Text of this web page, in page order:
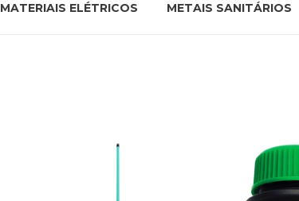
MATERIAIS ELÉTRICOS METAIS SANITÁRIOS